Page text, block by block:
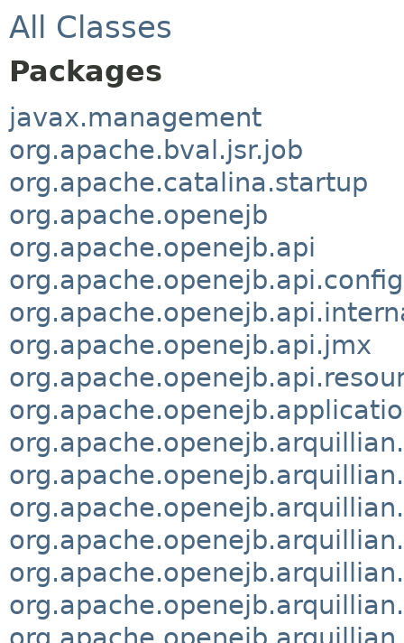
All Classes
Packages
javax.management
org.apache.bval.jsr.job
org.apache.catalina.startup
org.apache.openejb
org.apache.openejb.api
org.apache.openejb.api.jmx